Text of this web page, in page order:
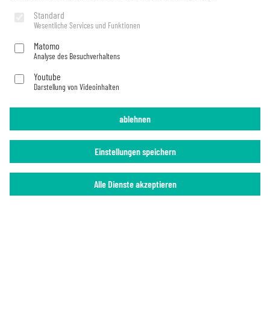
Sie möchten rund um Becker immer auf dem Laufenden bleiben?
Jetzt abonnieren
Impressum Datenschutz
Standard
Wesentliche Services und Funktionen
Matomo
Analyse des Besuchverhaltens
Youtube
Darstellung von Videoinhalten
Alle Dienste akzeptieren
Einstellungen speichern
ablehnen